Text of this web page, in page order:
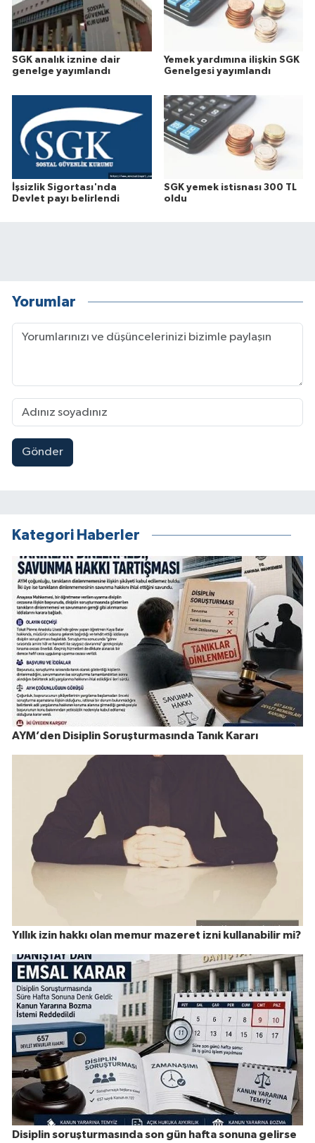
SGK analık iznine dair
genelge yayımlandı
Yemek yardımına ilişkin SGK
Genelgesi yayımlandı
İşsizlik Sigortası'nda
Devlet payı belirlendi
SGK yemek istisnası 300 TL
oldu
Yorumlar
Gönder
Kategori Haberler
AYM’den Disiplin Soruşturmasında Tanık Kararı
Yıllık izin hakkı olan memur mazeret izni kullanabilir mi?
Disiplin soruşturmasında son gün hafta sonuna gelirse